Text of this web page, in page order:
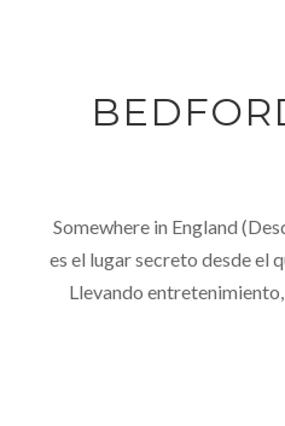
Somewhere in England
es el lugar secreto desde el
Llevando